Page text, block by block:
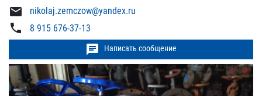
mail nikolaj.zemczow@yandex.ru
phone 8 915 676-37-13
chat Написать сообщение